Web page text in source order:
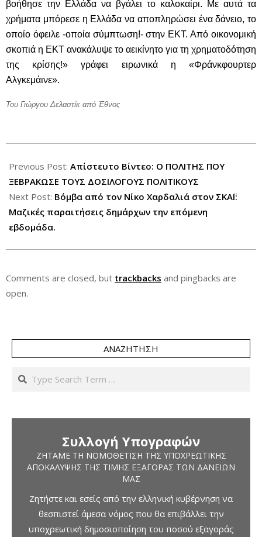
βοήθησε την Ελλάδα να βγάλει το καλοκαίρι. Με αυτά τα
χρήματα μπόρεσε η Ελλάδα να αποπληρώσει ένα δάνειο, το
οποίο όφειλε -οποία σύμπτωση!- στην ΕΚΤ. Από οικονομική
σκοπιά η ΕΚΤ ανακάλυψε το αεικίνητο για τη χρηματοδότηση
της κρίσης!» γράφει ειρωνικά η «Φράνκφουρτερ
Αλγκεμάινε».
Του Γιώργου Δελαστίκ από Έθνος
11-
15
Previous Post: Απίστευτο Bίντεο: O ΠΟΛΙΤΗΣ ΠΟΥ
ΞΕΒΡΑΚΩΣΕ ΤΟΥΣ ΔΟΣΙΛΟΓΟΥΣ ΠΟΛΙΤΙΚΟΥΣ
Next Post: Βόμβα από τον Νίκο Χαρδαλιά στον ΣΚΑΪ:
Μαζικές παραιτήσεις δημάρχων την επόμενη
εβδομάδα.
Comments are closed, but trackbacks and pingbacks are
open.
ΑΝΑΖΉΤΗΣΗ
Search
Συλλογή Υπογραφών
ΖΗΤΆΜΕ ΤΗ ΝΟΜΟΘΈΤΙΣΗ ΤΗΣ ΥΠΟΧΡΕΩΤΙΚΉΣ
ΑΠΟΚΆΛΥΨΗΣ ΤΗΣ ΤΙΜΉΣ ΕΞΑΓΟΡΆΣ ΤΩΝ ΔΑΝΕΊΩΝ
ΜΑΣ
Ζητήστε και εσείς από την ελληνική κυβέρνηση να
θεσπιστεί άμεσα νόμος που θα επιβάλλει την
υποχρεωτική δημοσιοποίηση του ποσού εξαγοράς